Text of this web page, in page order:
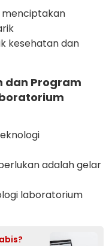
menciptakan
kesehatan dan
dan Program
adalah gelar
laboratorium